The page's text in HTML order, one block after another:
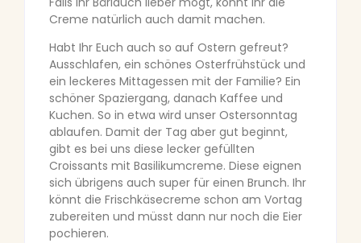
Creme natürlich auch damit machen.
Habt Ihr Euch auch so auf Ostern gefreut?
Ausschlafen, ein schönes Osterfrühstück und
ein leckeres Mittagessen mit der Familie? Ein
schöner Spaziergang, danach Kaffee und
Kuchen. So in etwa wird unser Ostersonntag
ablaufen. Damit der Tag aber gut beginnt,
gibt es bei uns diese lecker gefüllten
Croissants mit Basilikumcreme. Diese eignen
sich übrigens auch super für einen Brunch. Ihr
könnt die Frischkäsecreme schon am Vortag
zubereiten und müsst dann nur noch die Eier
pochieren.